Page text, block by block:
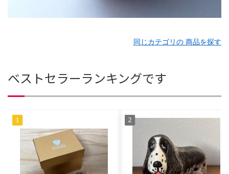
同じカテゴリの 商品を探す
ベストセラーランキングです